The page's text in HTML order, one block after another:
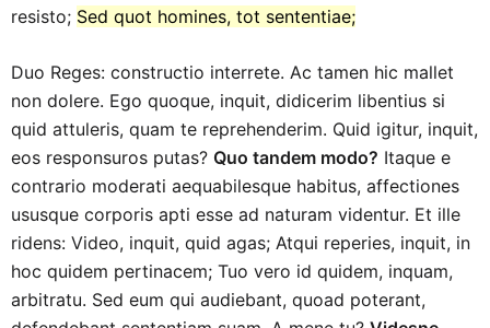
resisto; Sed quot homines, tot sententiae;
Duo Reges: constructio interrete. Ac tamen hic mallet
non dolere. Ego quoque, inquit, didicerim libentius si
quid attuleris, quam te reprehenderim. Quid igitur, inquit,
eos responsuros putas? Quo tandem modo? Itaque e
contrario moderati aequabilesque habitus, affectiones
ususque corporis apti esse ad naturam videntur. Et ille
ridens: Video, inquit, quid agas; Atqui reperies, inquit, in
hoc quidem pertinacem; Tuo vero id quidem, inquam,
arbitratu. Sed eum qui audiebant, quoad poterant,